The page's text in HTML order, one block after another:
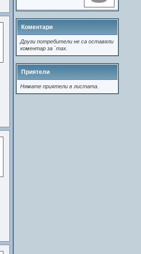
Коментари
Други потребители не са оставяли
коментар за `max.
Приятели
Нямате приятели в листата.